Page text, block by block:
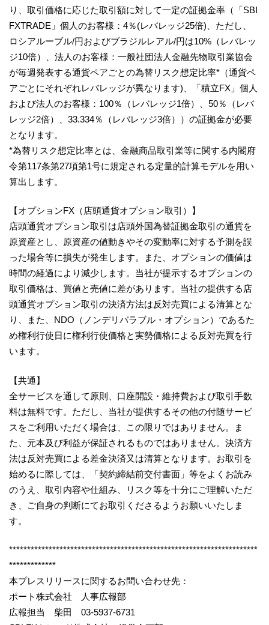
り、取引価格に応じた取引額に対して一定の証拠金率（「SBI
FXTRADE」個人のお客様：4％(レバレッジ25倍)、ただし、
ロシアルーブル/円およびブラジルレアル/円は10%（レバレッ
ジ10倍）、法人のお客様：一般社団法人金融先物取引業協会
が毎週発表する通貨ペアごとの為替リスク想定比率*（通貨ペ
アごとにそれぞれレバレッジが異なります)、「積立FX」個人
および法人のお客様：100％（レバレッジ1倍）、50％（レバ
レッジ2倍）、33.334％（レバレッジ3倍））の証拠金が必要
となります。
*為替リスク想定比率とは、金融商品取引業等に関する内閣府
令第117条第27項第1号に規定される定量的計算モデルを用い
算出します。
【オプションFX（店頭通貨オプション取引）】
店頭通貨オプション取引は店頭外国為替証拠金取引の通貨を
原資産とし、原資産の値動きやその変動率に対する予測を誤
った場合等に損失が発生します。また、オプションの価値は
時間の経過により減少します。当社が提示するオプションの
取引価格は、買値と売値に差があります。当社の提供する店
頭通貨オプション取引の決済方法は反対売買による清算とな
り、また、NDO（ノンデリバラブル・オプション）であるた
め権利行使日に権利行使価格と実勢価格による反対売買を行
います。
【共通】
全サービスを通して原則、口座開設・維持費および取引手数
料は無料です。ただし、当社が提供するその他の付随サービ
スをご利用いただく場合は、この限りではありません。ま
た、元本及び利益が保証されるものではありません。決済方
法は反対売買による差金決済又は清算となります。お取引を
始めるに際しては、「契約締結前交付書面」等をよくお読み
のうえ、取引内容や仕組み、リスク等を十分にご理解いただ
き、ご自身の判断にてお取引くださるようお願いいたしま
す。
*********************************************************************
*************
本プレスリリースに関するお問い合わせ先：
ポート株式会社 人事広報部
広報担当 柴田 03-5937-6731